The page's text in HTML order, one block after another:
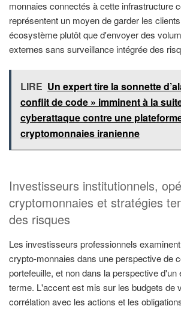
monnaies connectés à cette infrastructure
représentent un moyen de garder les
écosystème plutôt que d'envoyer des
externes sans surveillance intégrée des
LIRE Un expert tire la sonnette
conflit de code » imminent à la
cyberattaque contre une
cryptomonnaies iranienne
Investisseurs institutionnels,
cryptomonnaies et stratégies
des risques
Les investisseurs professionnels
crypto-monnaies dans une perspective de
portefeuille, et non dans la perspective d'un
terme. L'accent est mis sur les budgets de
corrélation avec les actions et les